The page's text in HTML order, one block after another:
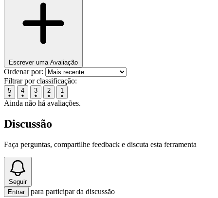
Escrever uma Avaliação
Ordenar por:
Filtrar por classificação:
5 4 3 2 1
Ainda não há avaliações.
Discussão
Faça perguntas, compartilhe feedback e discuta esta ferramenta
Seguir
Entrar
para participar da discussão